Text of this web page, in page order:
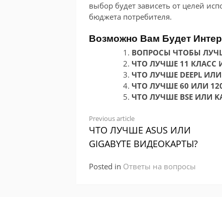
выбор будет зависеть от целей
бюджета потребителя.
Возможно Вам Будет
ВОПРОСЫ ЧТОБЫ
ЧТО ЛУЧШЕ 11 КЛАСС
ЧТО ЛУЧШЕ DEEPL ИЛИ
ЧТО ЛУЧШЕ 60 ИЛИ
ЧТО ЛУЧШЕ BSE ИЛИ
Continue
Reading
Previous article
ЧТО ЛУЧШЕ ASUS ИЛИ
GIGABYTE ВИДЕОКАРТЫ?
Posted in Ответы на вопросы